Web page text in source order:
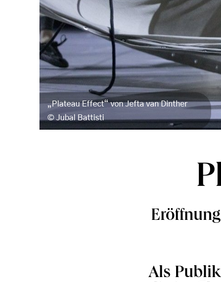
„Plateau Effect“ von Jefta van Dinther
Jubal Battisti
Als